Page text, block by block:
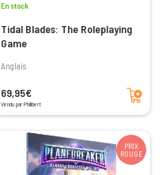
En stock
Tidal Blades: The Roleplaying
Game
Anglais
69,95€
Vendu par Philibert
Ajouter au panier
PRIX
ROUGE